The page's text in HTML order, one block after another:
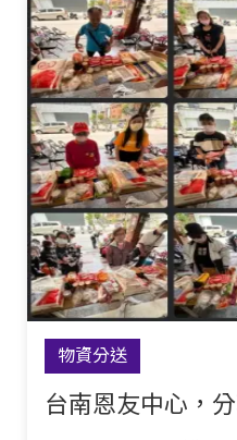
物資分送
台南恩友中心，